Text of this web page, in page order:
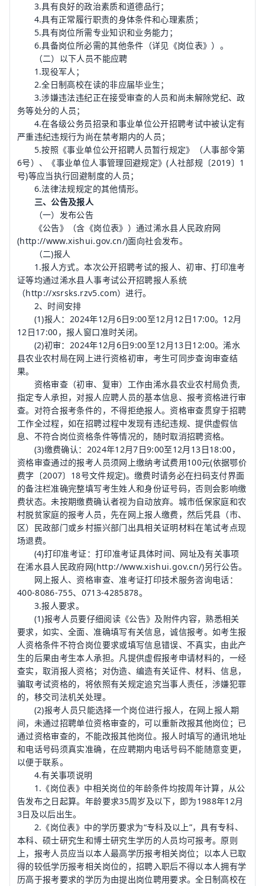
3.具有良好的政治素质和道德品行；
4.具有正常履行职责的身体条件和心理素质；
5.具有岗位所需专业知识和业务能力；
6.具备岗位所必需的其他条件（详见《岗位表》）。
（二）以下人员不能应聘
1.现役军人；
2.全日制高校在读的非应届毕业生；
3.涉嫌违法违纪正在接受审查的人员和尚未解除党纪、政
务等处分的人员；
4.在各级公务员招录和事业单位公开招聘考试中被认定有
严重违纪违规行为尚在禁考期内的人员；
5.按照《事业单位公开招聘人员暂行规定》（人事部令第
6号）、《事业单位人事管理回避规定》(人社部规〔2019〕1
号)等应当执行回避制度的人员；
6.法律法规规定的其他情形。
三、公告及报人
（一）发布公告
《公告》（含《岗位表》）通过浠水县人民政府网
(http://www.xishui.gov.cn/)面向社会发布。
（二)报人
1.报人方式。本次公开招聘考试的报人、初审、打印准考
证等均通过浠水县人事考试公开招聘报人系统
（http://xsrsks.rzv5.com）进行。
2、时间安排
(1)报人：2024年12月6日9:00至12月12日17:00。12月
12日17:00，报人窗口准时关闭。
(2)初审：2024年12月6日9:00至12月13日12:00。浠水
县农业农村局在网上进行资格初审，考生可同步查询审查结
果。
资格审查（初审、复审）工作由浠水县农业农村局负责,
指定专人承担，对报人应聘人员的基本信息、报考资格进行审
查。对符合报考条件的，不得拒绝报人。资格审查贯穿于招聘
工作全过程，如在招聘过程中发现有违纪违规、提供虚假信
息、不符合岗位资格条件等情况的，随时取消招聘资格。
(3)缴费确认：2024年12月7日9:00至12月13日18:00，
资格审查通过的报考人员须网上缴纳考试费用100元(依据鄂价
费字〔2007〕18号文件规定)。缴费时请务必在扫码支付界面
的备注栏准确完整填写考生姓人和身份证号码，否则会影响缴
费状态。未按期缴费确认者视为自动放弃。城市低保家庭和农
村脱贫家庭的报考人员，先在网上报人缴费，然后凭县（市、
区）民政部门或乡村振兴部门出具相关证明材料在笔试考点现
场退费。
(4)打印准考证：打印准考证具体时间、网址及有关事项
在浠水县人民政府网(http://www.xishui.gov.cn/)另行公告。
网上报人、资格审查、准考证打印技术服务咨询电话：
400-8086-755、0713-4285878。
3.报人要求。
(1)报考人员要仔细阅读《公告》及附件内容，熟悉相关
要求，如实、全面、准确填写有关信息，诚信报考。如考生报
人资格条件不符合岗位要求或填写信息错误、不真实，由此产
生的后果由考生本人承担。凡提供虚假报考申请材料的，一经
查实，取消报人资格；对伪造、编造有关证件、材料、信息，
骗取考试资格的，将依照有关规定追究当事人责任，涉嫌犯罪
的，移交司法机关处理。
(2)报考人员只能选择一个岗位进行报人，在网上报人期
间，未通过招聘单位资格审查的，可以重新改报其他岗位；已
通过资格审查的，不能改报其他岗位。报人时填写的通讯地址
和电话号码须真实准确，在应聘期内电话号码不能随意变更，
以便于联系。
4.有关事项说明
1.《岗位表》中相关岗位的年龄条件均按周年计算，从公
告发布之日起算。年龄要求35周岁及以下，即为1988年12月
3日及以后出生。
2.《岗位表》中的学历要求为“专科及以上”，具有专科、
本科、硕士研究生和博士研究生学历的人员均可报考。原则
上，报考人员应当以本人最高学历报考相关岗位；以本人已取
得的较低学历报考相关岗位的，招聘入职后不得以本人拥有学
历高于报考要求的学历为由提出岗位聘用要求。全日制高校在